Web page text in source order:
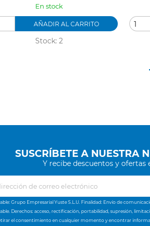
En stock
AÑADIR AL CARRITO
Stock: 2
SUSCRÍBETE A NUESTRA
Y recibe descuentos y ofertas
Grupo Empresarial Yuste S.L.U. Finalidad: Envío de
Derechos: acceso, rectificación, portabilidad, supresión,
el consentimiento en cualquier momento y encontrar